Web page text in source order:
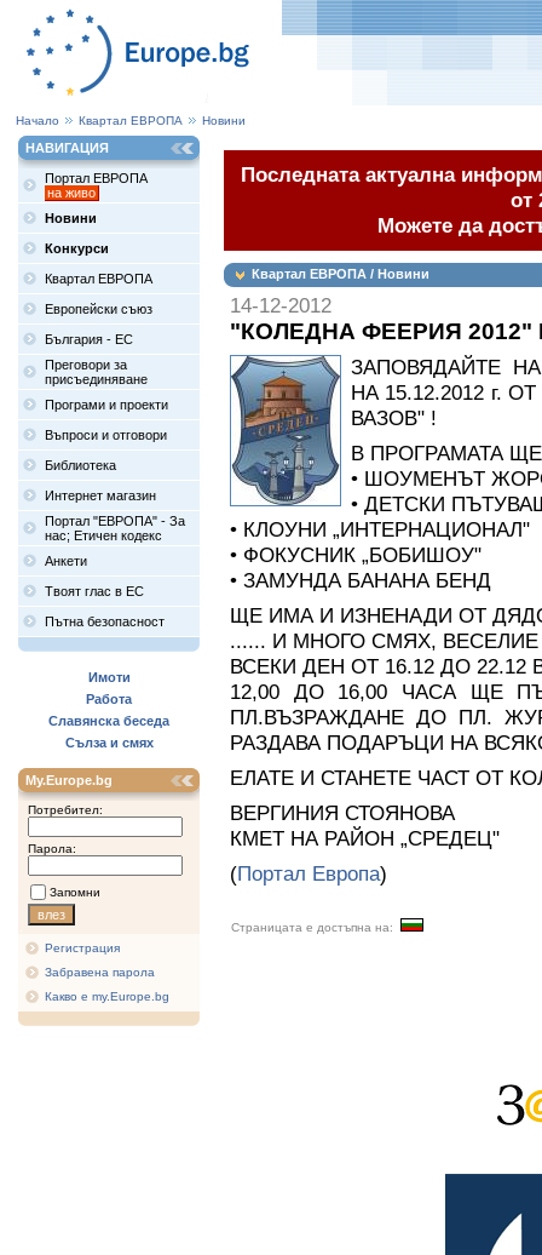
Начало Квартал ЕВРОПА Новини
НАВИГАЦИЯ
Портал ЕВРОПА
на живо
Новини
Конкурси
Квартал ЕВРОПА
Европейски съюз
България - ЕС
Преговори за
присъединяване
Програми и проекти
Въпроси и отговори
Библиотека
Интернет магазин
Портал "ЕВРОПА" - За
нас; Етичен кодекс
Анкети
Твоят глас в ЕС
Пътна безопасност
Имоти
Работа
Славянска беседа
Сълза и смях
My.Europe.bg
Потребител:
Парола:
Запомни
Регистрация
Забравена парола
Какво е my.Europe.bg
Последната актуална
от
Можете да
Квартал ЕВРОПА / Новини
14-12-2012
"КОЛЕДНА ФЕЕРИЯ
ЗАПОВЯДАЙТЕ
НА 15.12.2012 г.
ВАЗОВ" !
В ПРОГРАМАТА
• ШОУМЕНЪТ
• ДЕТСКИ
• КЛОУНИ „ИНТЕРНАЦИОНАЛ"
• ФОКУСНИК „БОБИШОУ"
• ЗАМУНДА БАНАНА БЕНД
ЩЕ ИМА И ИЗНЕНАДИ ОТ
...... И МНОГО СМЯХ,
ВСЕКИ ДЕН ОТ 16.12 ДО
12,00 ДО 16,00 ЧАСА ЩЕ
ПЛ.ВЪЗРАЖДАНЕ ДО ПЛ.
РАЗДАВА ПОДАРЪЦИ НА
ЕЛАТЕ И СТАНЕТЕ ЧАСТ ОТ
ВЕРГИНИЯ СТОЯНОВА
КМЕТ НА РАЙОН „СРЕДЕЦ"
(Портал Европа)
Страницата е достъпна на: